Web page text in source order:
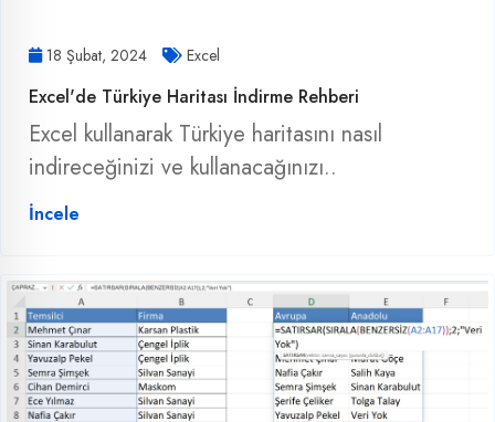
18 Şubat, 2024 Excel
Excel'de Türkiye Haritası İndirme Rehberi
Excel kullanarak Türkiye haritasını nasıl
indireceğinizi ve kullanacağınızı..
İncele